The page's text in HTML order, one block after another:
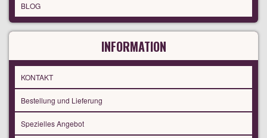
BLOG
INFORMATION
KONTAKT
Bestellung und Lieferung
Spezielles Angebot